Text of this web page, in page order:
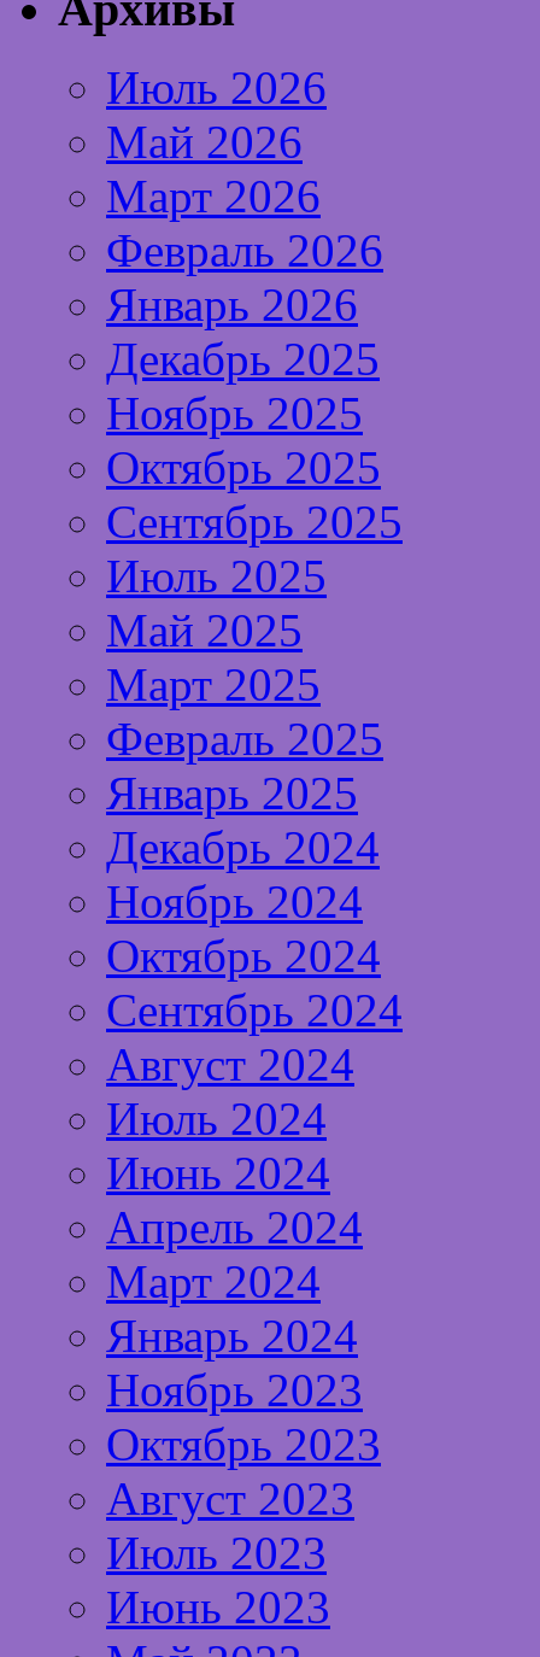
Июль 2026
Май 2026
Март 2026
Февраль 2026
Январь 2026
Декабрь 2025
Ноябрь 2025
Октябрь 2025
Сентябрь 2025
Июль 2025
Май 2025
Март 2025
Февраль 2025
Январь 2025
Декабрь 2024
Ноябрь 2024
Октябрь 2024
Сентябрь 2024
Август 2024
Июль 2024
Июнь 2024
Апрель 2024
Март 2024
Январь 2024
Ноябрь 2023
Октябрь 2023
Август 2023
Июль 2023
Июнь 2023